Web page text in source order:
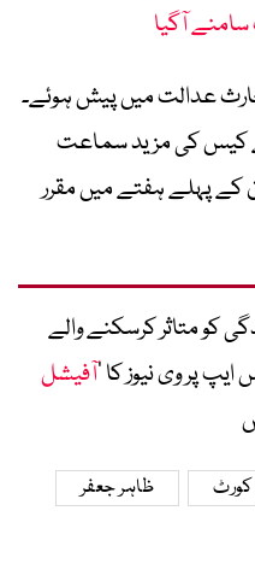
آگیا
عدالت میں پیش ہوئے۔
کیس کی مزید سماعت
کے پہلے ہفتے میں مقرر
کو متاثر کرسکنے والے
پر وی نیوز کا ’آفیشل
کورٹ
ظاہر جعفر